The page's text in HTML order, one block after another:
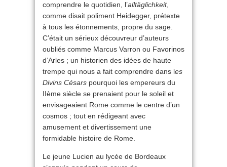
comprendre le quotidien, l’alltäglichkeit,
comme disait poliment Heidegger, prétexte
à tous les étonnements, propre du sage.
C’était un sérieux découvreur d’auteurs
oubliés comme Marcus Varron ou Favorinos
d’Arles ; un historien des idées de haute
trempe qui nous a fait comprendre dans les
Divins Césars pourquoi les empereurs du
IIème siècle se prenaient pour le soleil et
envisageaient Rome comme le centre d’un
cosmos ; tout en rédigeant avec
amusement et divertissement une
formidable histoire de Rome.
Le jeune Lucien au lycée de Bordeaux